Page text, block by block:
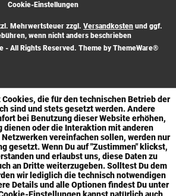
Cookie-Einstellungen
Mehrwertsteuer zzgl. Versandkosten und ggf.
wenn nicht anders beschrieben
- All Rights Reserved. Theme by ThemeWare®
die für den technischen Betrieb der
sind und stets gesetzt werden. Andere
bei Benutzung dieser Website erhöhen,
dienen oder die Interaktion mit anderen
vereinfachen sollen, werden nur
gesetzt. Wenn Du auf"Zustimmen"klickst,
und erlaubst uns, diese Daten zu
an Dritte weiterzugeben. Solltest Du dem
wir lediglich die technisch notwendigen
Details und alle Optionen findest Du unter